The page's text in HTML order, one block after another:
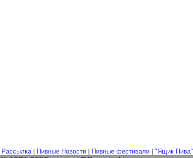
Рассылка| Пивные Новости| Пивные фестивали| "Ящик Пива"